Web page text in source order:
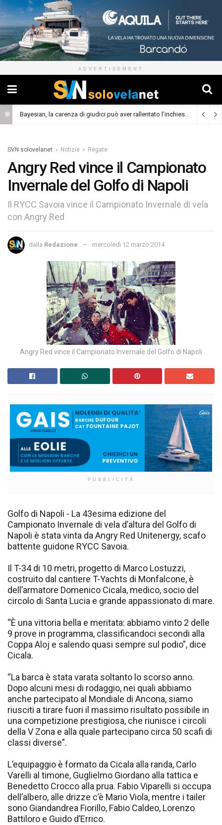
ADVERTISEMENT
Bayesian, la carenza di giudici può aver rallentato l’inchiesta (Cronaca)
SVN solovelanet Notizie Regate
Angry Red vince il Campionato
Invernale del Golfo di Napoli
Il RYCC Savoia vince il Campionato Invernale di vela
con Angry Red
dalla Redazione mercoledì 12 marzo 2014
Angry Red vince il Campionato Invernale del Golfo di Napoli
PUBBLICITÀ
Golfo di Napoli - La 43esima edizione del
Campionato Invernale di vela d’altura del Golfo di
Napoli è stata vinta da Angry Red Unitenergy, scafo
battente guidone RYCC Savoia.
Il T-34 di 10 metri, progetto di Marco Lostuzzi,
costruito dal cantiere T-Yachts di Monfalcone, è
dell’armatore Domenico Cicala, medico, socio del
circolo di Santa Lucia e grande appassionato di mare.
“È una vittoria bella e meritata: abbiamo vinto 2 delle
9 prove in programma, classificandoci secondi alla
Coppa Aloj e salendo quasi sempre sul podio”, dice
Cicala.
“La barca è stata varata soltanto lo scorso anno.
Dopo alcuni mesi di rodaggio, nei quali abbiamo
anche partecipato al Mondiale di Ancona, siamo
riusciti a tirare fuori il massimo risultato possibile in
una competizione prestigiosa, che riunisce i circoli
della V Zona e alla quale partecipano circa 50 scafi di
classi diverse”.
L’equipaggio è formato da Cicala alla randa, Carlo
Varelli al timone, Guglielmo Giordano alla tattica e
Benedetto Crocco alla prua. Fabio Viparelli si occupa
dell’albero, alle drizze c’è Mario Viola, mentre i tailer
sono Giandandrea Fiorillo, Fabio Caldeo, Lorenzo
Battiloro e Guido d’Errico.